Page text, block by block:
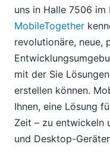
uns in Halle 7506 im
MobileTogether
revolutionäre, neue,
mit der Sie
erstellen können.
Ihnen, eine Lösung
Zeit – zu entwickeln
und Desktop-